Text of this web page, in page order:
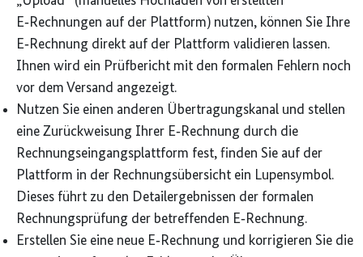
E‑Rechnungen auf der Plattform) nutzen, können Sie Ihre
E‑Rechnung direkt auf der Plattform validieren lassen.
Ihnen wird ein Prüfbericht mit den formalen Fehlern noch
vor dem Versand angezeigt.
Nutzen Sie einen anderen Übertragungskanal und stellen
eine Zurückweisung Ihrer E‑Rechnung durch die
Rechnungseingangsplattform fest, finden Sie auf der
Plattform in der Rechnungsübersicht ein Lupensymbol.
Dieses führt zu den Detailergebnissen der formalen
Rechnungsprüfung der betreffenden E‑Rechnung.
Erstellen Sie eine neue E‑Rechnung und korrigieren Sie die